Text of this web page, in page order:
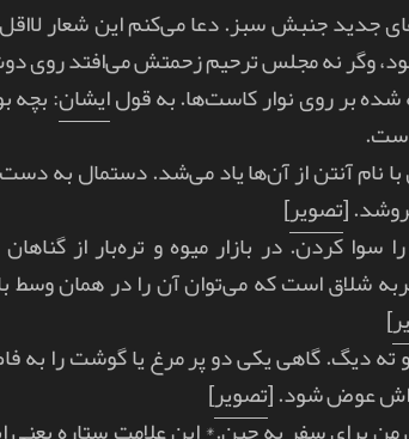
جدید جنبش سبز. دعا می‌کنم این شعار
وگر نه مجلس ترحیم زحمتش می‌افتد روی
ایشان: بچه
نام آنتن از آن‌ها یاد می‌شد. دستمال به
[تصویر]
کردن. در بازار میوه و تره‌بار از
است که می‌توان آن را در همان وسط
]
و ته دیگ. گاهی یکی دو پر مرغ یا گوشت را به
عوض شود. [تصویر]